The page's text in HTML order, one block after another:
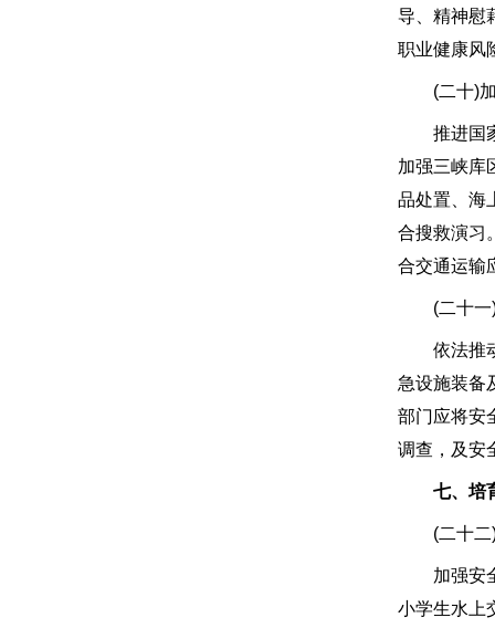
导、精神慰
职业健康风
(二十)加
推进国家
加强三峡库
品处置、海
合搜救演习
合交通运输
(二十一)
依法推动
急设施装备
部门应将安
调查，及安
七、培
(二十二)
加强安全
小学生水上